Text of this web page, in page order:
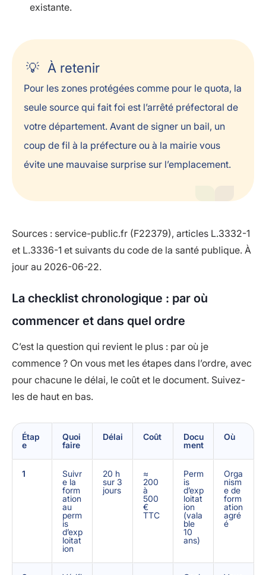
existante.
À retenir
Pour les zones protégées comme pour le quota, la
seule source qui fait foi est l’arrêté préfectoral de
votre département. Avant de signer un bail, un
coup de fil à la préfecture ou à la mairie vous
évite une mauvaise surprise sur l’emplacement.
Sources : service-public.fr (F22379), articles L.3332-1
et L.3336-1 et suivants du code de la santé publique. À
jour au 2026-06-22.
La checklist chronologique : par où
commencer et dans quel ordre
C’est la question qui revient le plus : par où je
commence ? On vous met les étapes dans l’ordre, avec
pour chacune le délai, le coût et le document. Suivez-
les de haut en bas.
Étap
e
Quoi
faire
Délai Coût
Docu
ment
Où
1
Suivr
e la
form
ation
au
perm
is
d’exp
loitat
ion
20 h
sur 3
jours
≈
200
à
500
€
TTC
Perm
is
d’exp
loitat
ion
(vala
ble
10
ans)
Orga
nism
e de
form
ation
agré
é